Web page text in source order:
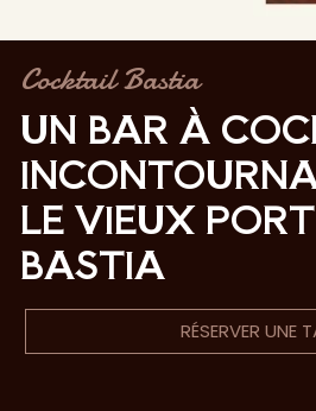
Cocktail Bastia
UN BAR À
LE VIEUX
BASTIA
RÉSERVER UNE